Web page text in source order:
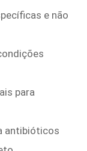
e não
para
antibióticos